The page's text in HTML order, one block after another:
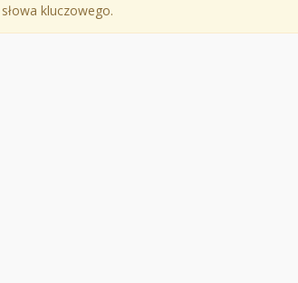
kluczowego.